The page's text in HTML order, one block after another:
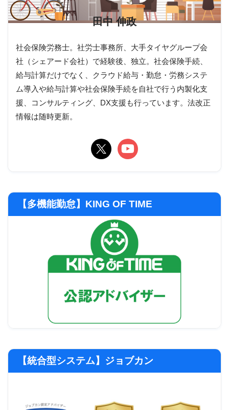
田中 伸政
社会保険労務士。社労士事務所、大手タイヤグループ会
社（シェアード会社）で経験後、独立。社会保険手続、
給与計算だけでなく、クラウド給与・勤怠・労務システ
ム導入や給与計算や社会保険手続を自社で行う内製化支
援、コンサルティング、DX支援も行っています。法改正
情報は随時更新。
【多機能勤怠】KING OF TIME
【統合型システム】ジョブカン